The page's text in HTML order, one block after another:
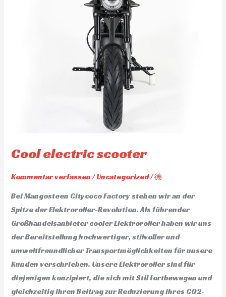
Cool electric scooter
Kommentar verfassen /Uncategorized/德
Bei Mangosteen Citycoco Factory stehen wir an der
Spitze der Elektroroller-Revolution. Als führender
Großhandelsanbieter cooler Elektroroller haben wir uns
der Bereitstellung hochwertiger, stilvoller und
umweltfreundlicher Transportmöglichkeiten für unsere
Kunden verschrieben. Unsere Elektroroller sind für
diejenigen konzipiert, die sich mit Stil fortbewegen und
gleichzeitig ihren Beitrag zur Reduzierung ihres CO2-